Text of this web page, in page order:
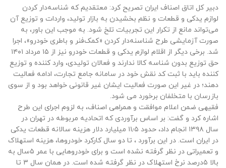
دبیر کل اتاق اصناف ایران تصریح کرد: معتقدیم که شناسه‌دار کردن
لوازم یدکی و قطعات و نظم بخشیدن به بازار تولید، واردات و توزیع آن
می‌تواند مانع از تکرار این تجربیات تلخ شود. به موجب این باور، به
صورت آزمایشی طرح شناسنه‌دار کردن «کمک‌فنر و باطری خودرو»، اجرا
شد. برخی دیگر از اقلام لوازم یدکی و قطعات خودرو نیز از ۱۵ مرداد ۱۴۰۱
حق توزیع بدون شناسه کالا ندارند و فعالان تولیدی، وارد کننده و توزیع
کننده باید با ثبت کد نقش خود در سامانه جامع تجارت، ادامه فعالیت
دهند؛ در غیر این صورت فعالیت ایشان غیر قانونی خواهد بود و از سوی
بازرسان با متخلفان برخورد می شود.
فقیهی ضمن اعلام موافقت و همراهی اصناف، به لزوم اجرای این طرح
اشاره کرد و گفت: بر اساس برآوردی که اتحادیه مربوطه در تهران در
سال ۱۳۹۸ انجام داد، حدود ۱۱٫۵ میلیارد دلار هزینه سالانه قطعات یدکی
در ایران است. در این برآورد ، تا دو سال کارکرد خودروها، هزینه استهلاک
و تعمیراتی در نظر گرفته نشده است و برای خودروهایی با عمر ۵سال به
بالا ۵درصد نرخ استهلاک در نظر گرفته شده است. در همان سال ۳ تا